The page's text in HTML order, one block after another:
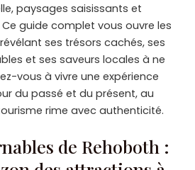
paysages saisissants et
guide complet vous ouvre les
ses trésors cachés, ses
et ses saveurs locales à ne
vous à vivre une expérience
du passé et du présent, au
rime avec authenticité.
de Rehoboth :